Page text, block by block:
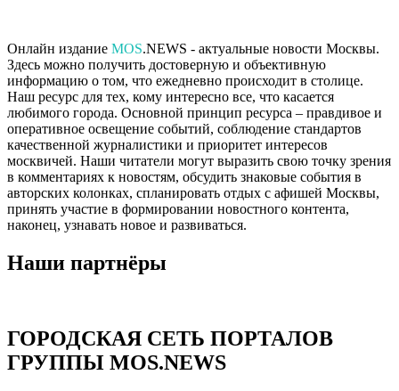
Онлайн издание MOS.NEWS - актуальные новости Москвы.
Здесь можно получить достоверную и объективную
информацию о том, что ежедневно происходит в столице.
Наш ресурс для тех, кому интересно все, что касается
любимого города. Основной принцип ресурса – правдивое и
оперативное освещение событий, соблюдение стандартов
качественной журналистики и приоритет интересов
москвичей. Наши читатели могут выразить свою точку зрения
в комментариях к новостям, обсудить знаковые события в
авторских колонках, спланировать отдых с афишей Москвы,
принять участие в формировании новостного контента,
наконец, узнавать новое и развиваться.
Наши партнёры
ГОРОДСКАЯ СЕТЬ ПОРТАЛОВ
ГРУППЫ MOS.NEWS